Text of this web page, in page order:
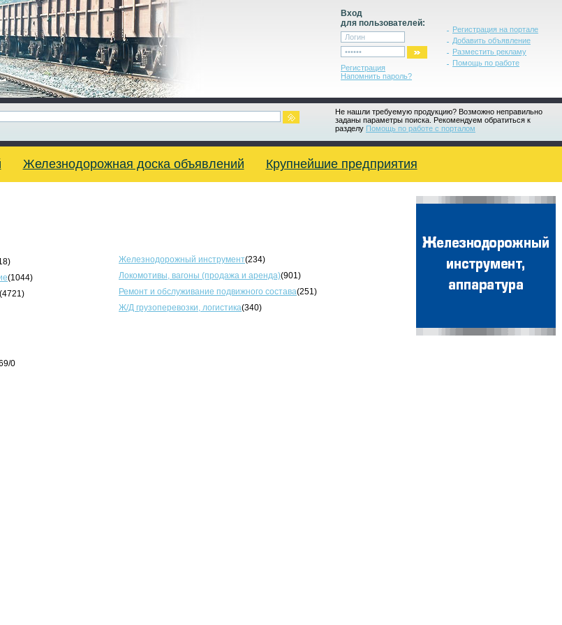
Вход
для пользователей:
Регистрация
Напомнить пароль?
Регистрация на портале
Добавить объявление
Разместить рекламу
Помощь по работе
Не нашли требуемую продукцию? Возможно неправильно
заданы параметры поиска. Рекомендуем обратиться к
разделу Помощь по работе с порталом
Железнодорожная доска объявлений Крупнейшие предприятия
Железнодорожный инструмент(234)
(1044) Локомотивы, вагоны (продажа и аренда)(901)
(4721) Ремонт и обслуживание подвижного состава(251)
Ж/Д грузоперевозки, логистика(340)
0